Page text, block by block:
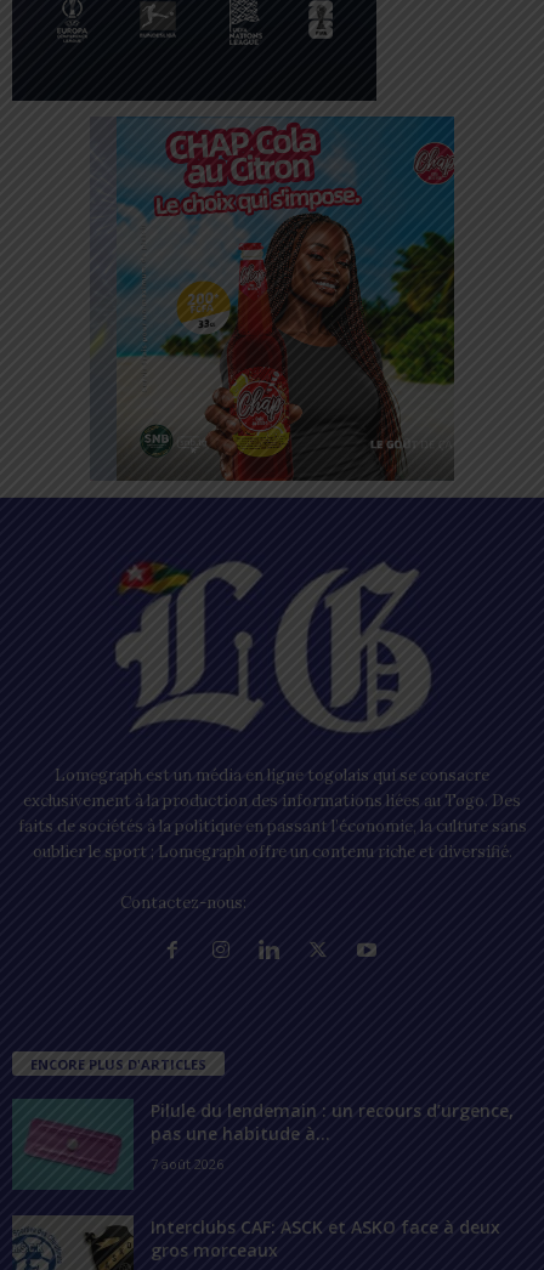
Lomegraph est un média en ligne togolais qui se consacre
exclusivement à la production des informations liées au Togo. Des
faits de sociétés à la politique en passant l’économie, la culture sans
oublier le sport ; Lomegraph offre un contenu riche et diversifié.
Contactez-nous:
ENCORE PLUS D'ARTICLES
Pilule du lendemain : un recours d’urgence,
pas une habitude à...
7 août 2026
Interclubs CAF: ASCK et ASKO face à deux
gros morceaux